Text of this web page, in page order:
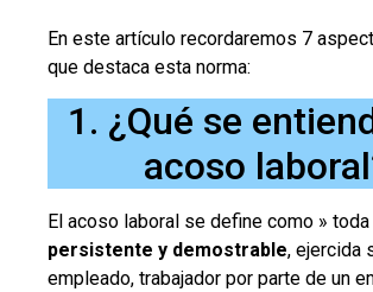
En este artículo recordaremos 7
que destaca esta norma:
1. ¿Qué se
acoso
El acoso laboral se define como »
persistente y demostrable, ejercida
empleado, trabajador por parte de un